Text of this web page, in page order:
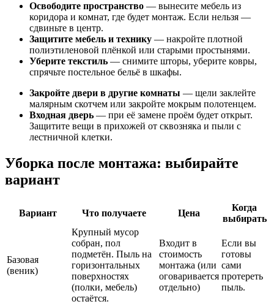
Освободите пространство — вынесите мебель из
коридора и комнат, где будет монтаж. Если нельзя —
сдвиньте в центр.
Защитите мебель и технику — накройте плотной
полиэтиленовой плёнкой или старыми простынями.
Уберите текстиль — снимите шторы, уберите ковры,
спрячьте постельное бельё в шкафы.
Закройте двери в другие комнаты — щели заклейте
малярным скотчем или закройте мокрым полотенцем.
Входная дверь — при её замене проём будет открыт.
Защитите вещи в прихожей от сквозняка и пыли с
лестничной клетки.
Уборка после монтажа: выбирайте
вариант
Вариант Что получаете Цена
Когда
выбирать
Базовая
(веник)
Крупный мусор
собран, пол
подметён. Пыль на
горизонтальных
поверхностях
(полки, мебель)
остаётся.
Входит в
стоимость
монтажа (или
оговаривается
отдельно)
Если вы
готовы
сами
протереть
пыль.